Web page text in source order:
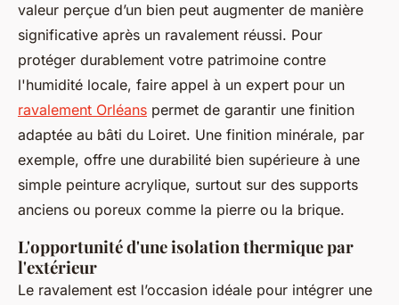
valeur perçue d’un bien peut augmenter de manière
significative après un ravalement réussi. Pour
protéger durablement votre patrimoine contre
l'humidité locale, faire appel à un expert pour un
ravalement Orléans permet de garantir une finition
adaptée au bâti du Loiret. Une finition minérale, par
exemple, offre une durabilité bien supérieure à une
simple peinture acrylique, surtout sur des supports
anciens ou poreux comme la pierre ou la brique.
L'opportunité d'une isolation thermique par
l'extérieur
Le ravalement est l’occasion idéale pour intégrer une